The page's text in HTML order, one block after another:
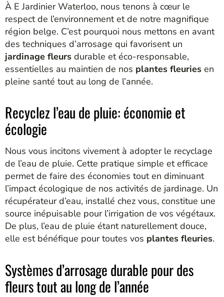
À E Jardinier Waterloo, nous tenons à cœur le
respect de l’environnement et de notre magnifique
région belge. C’est pourquoi nous mettons en avant
des techniques d’arrosage qui favorisent un
jardinage fleurs durable et éco-responsable,
essentielles au maintien de nos plantes fleuries en
pleine santé tout au long de l’année.
Recyclez l’eau de pluie: économie et
écologie
Nous vous incitons vivement à adopter le recyclage
de l’eau de pluie. Cette pratique simple et efficace
permet de faire des économies tout en diminuant
l’impact écologique de nos activités de jardinage. Un
récupérateur d’eau, installé chez vous, constitue une
source inépuisable pour l’irrigation de vos végétaux.
De plus, l’eau de pluie étant naturellement douce,
elle est bénéfique pour toutes vos plantes fleuries.
Systèmes d’arrosage durable pour des
fleurs tout au long de l’année